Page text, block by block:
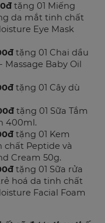
tặng 01 Miếng
da mắt tinh chất
Eye Mask
tặng 01 Chai dầu
Baby Oil
tặng 01 Cây dù
tặng 01 Sữa Tắm
400ml.
tặng 01 Kem
Peptide và
Cream 50g.
tặng 01 Sữa rửa
hoá da tinh chất
Facial Foam